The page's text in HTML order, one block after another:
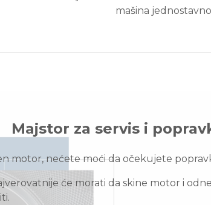
mašina
Majstor za servis i
motor, nećete moći da očekujete
će morati da skine motor i